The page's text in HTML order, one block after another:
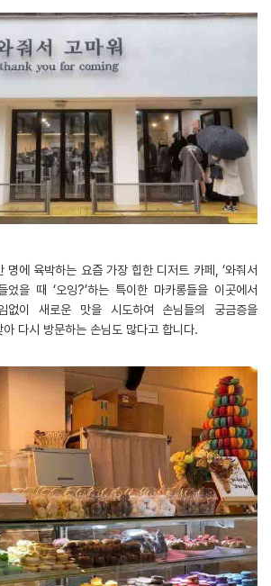
명에 육박하는 요즘 가장 힙한 디저트 카페, ‘와줘서
었을 때 ‘오잉?’하는 특이한 마카롱들을 이곳에서
없이 새로운 맛을 시도하여 손님들의 궁금증을
다시 방문하는 손님도 많다고 합니다.